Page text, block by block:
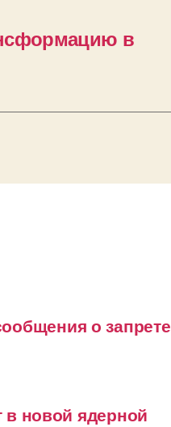
в
о запрете
в новой ядерной